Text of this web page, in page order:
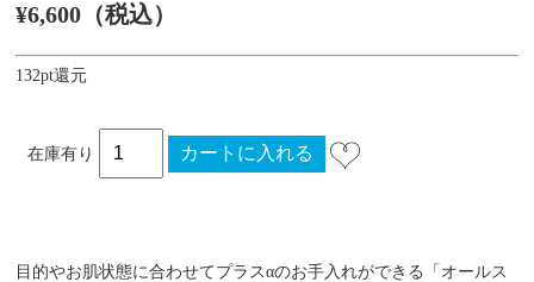
¥6,600（税込）
132pt還元
在庫有り
目的やお肌状態に合わせてプラスαのお手入れができる「オールス